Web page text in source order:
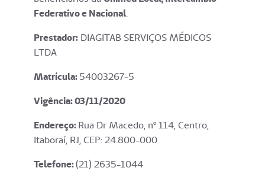
Federativo e Nacional.
Prestador: DIAGITAB SERVIÇOS MÉDICOS
LTDA
Matrícula:54003267-5
Vigência: 03/11/2020
Endereço:Rua Dr Macedo, nº 114, Centro,
Itaboraí, RJ, CEP: 24.800-000
Telefone:(21) 2635-1044